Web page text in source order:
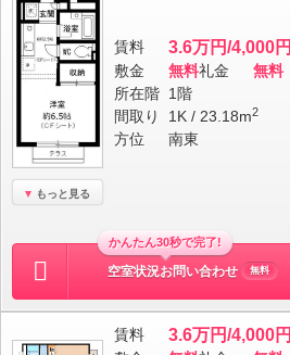
もっと見る
賃料 3.6万円/4,000円
敷金 無料礼金
無料
所在階 1階
間取り
1K / 23.18m2
方位 南東
かんたん30秒で完了!
空室状況お問い合わせ 無料
賃料 3.6万円/4,000円